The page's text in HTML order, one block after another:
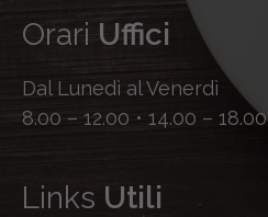
Orari Uffici
Dal Lunedì al Venerdì
8.00 – 12.00 • 14.00 – 18.00
Links Utili